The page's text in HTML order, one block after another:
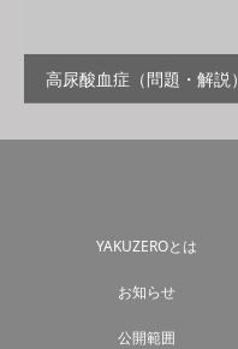
高尿酸血症（問題・解説）
YAKUZEROとは
お知らせ
公開範囲